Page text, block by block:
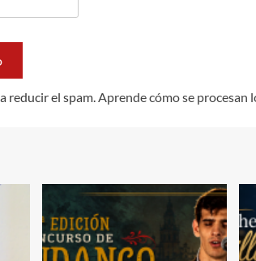
reducir el spam.Aprende cómo se procesan